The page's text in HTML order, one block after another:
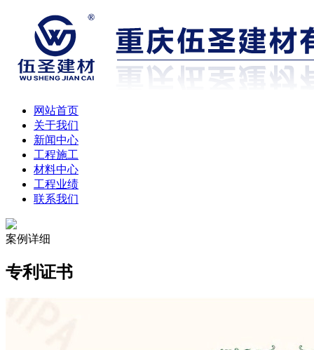
网站首页
关于我们
新闻中心
工程施工
材料中心
工程业绩
联系我们
案例详细
专利证书